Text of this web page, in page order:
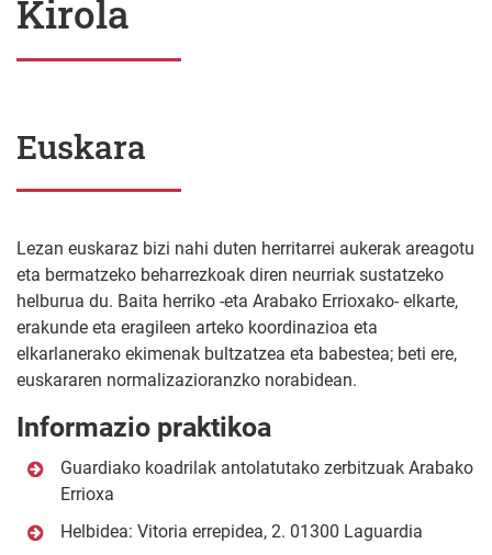
Kirola
Euskara
Lezan euskaraz bizi nahi duten herritarrei aukerak areagotu
eta bermatzeko beharrezkoak diren neurriak sustatzeko
helburua du. Baita herriko -eta Arabako Errioxako- elkarte,
erakunde eta eragileen arteko koordinazioa eta
elkarlanerako ekimenak bultzatzea eta babestea; beti ere,
euskararen normalizazioranzko norabidean.
Informazio praktikoa
Guardiako koadrilak antolatutako zerbitzuak Arabako
Errioxa
Helbidea: Vitoria errepidea, 2. 01300 Laguardia